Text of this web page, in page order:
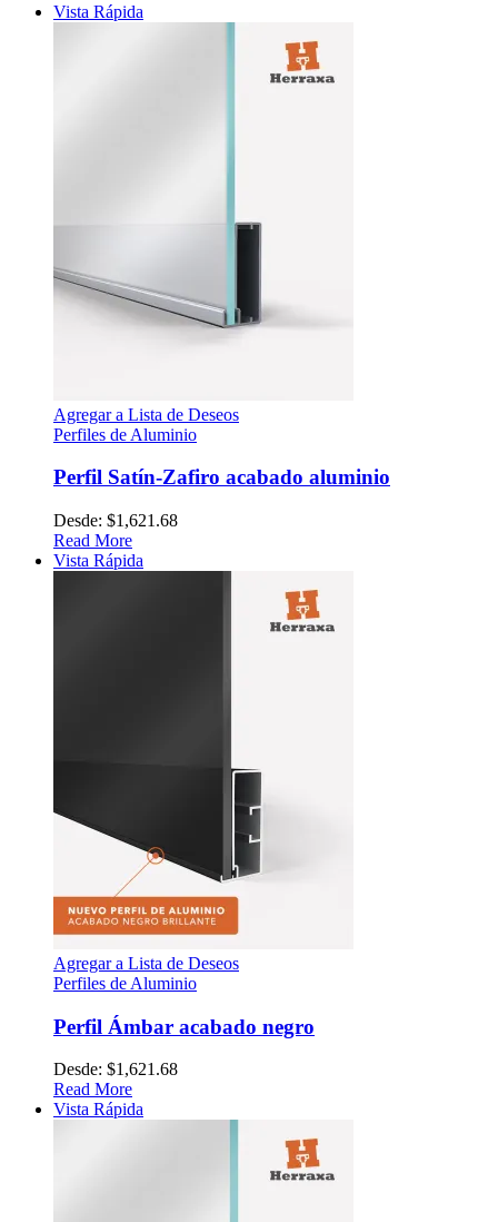
Vista Rápida
Agregar a Lista de Deseos
Perfiles de Aluminio
Perfil Satín-Zafiro acabado aluminio
Desde: $1,621.68
Read More
Vista Rápida
Agregar a Lista de Deseos
Perfiles de Aluminio
Perfil Ámbar acabado negro
Desde: $1,621.68
Read More
Vista Rápida